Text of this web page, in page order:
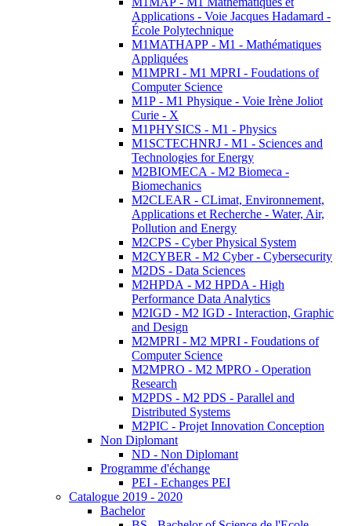
Applications - Voie Jacques Hadamard -
École Polytechnique
M1MATHAPP - M1 - Mathématiques
Appliquées
M1MPRI - M1 MPRI - Foudations of
Computer Science
M1P - M1 Physique - Voie Irène Joliot
Curie - X
M1PHYSICS - M1 - Physics
M1SCTECHNRJ - M1 - Sciences and
Technologies for Energy
M2BIOMECA - M2 Biomeca -
Biomechanics
M2CLEAR - CLimat, Environnement,
Applications et Recherche - Water, Air,
Pollution and Energy
M2CPS - Cyber Physical System
M2CYBER - M2 Cyber - Cybersecurity
M2DS - Data Sciences
M2HPDA - M2 HPDA - High
Performance Data Analytics
M2IGD - M2 IGD - Interaction, Graphic
and Design
M2MPRI - M2 MPRI - Foudations of
Computer Science
M2MPRO - M2 MPRO - Operation
Research
M2PDS - M2 PDS - Parallel and
Distributed Systems
M2PIC - Projet Innovation Conception
Non Diplomant
ND - Non Diplomant
Programme d'échange
PEI - Echanges PEI
Catalogue 2019 - 2020
Bachelor